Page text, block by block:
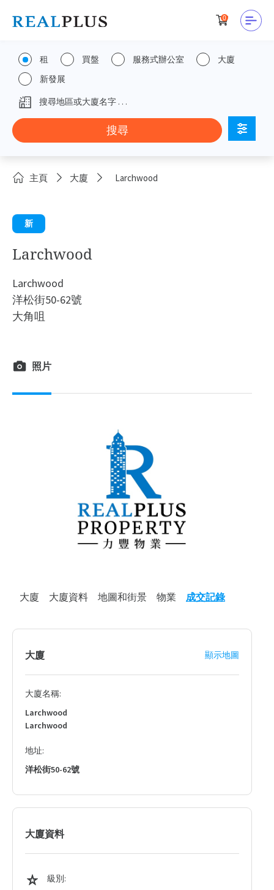
0
租 買盤 服務式辦公室
大廈
新發展
主頁 大廈 Larchwood
新
Larchwood
Larchwood
洋松街50-62號
大角咀
照片
大廈 大廈資料 地圖和街景 物業 成交記錄
大廈 顯示地圖
大廈名稱:
Larchwood
Larchwood
地址:
洋松街50-62號
大廈資料
級別: